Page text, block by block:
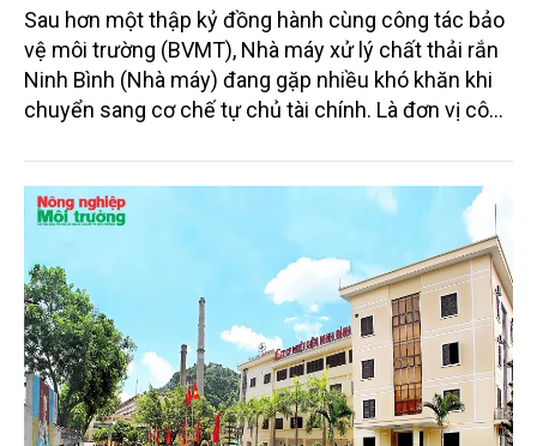
Sau hơn một thập kỷ đồng hành cùng công tác bảo
vệ môi trường (BVMT), Nhà máy xử lý chất thải rắn
Ninh Bình (Nhà máy) đang gặp nhiều khó khăn khi
chuyển sang cơ chế tự chủ tài chính. Là đơn vị công
túy, nhà máy rất cần một cơ chế linh hoạt và phù
hợp với đặc thù lĩnh vực môi trường để có thể duy
trì hoạt động bền vững, hiệu quả.